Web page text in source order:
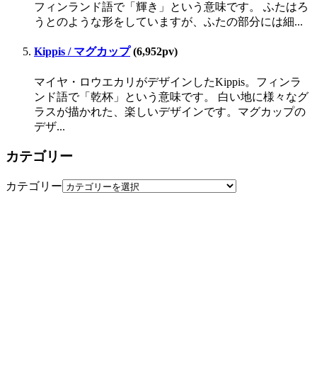
フィンランド語で「輝き」という意味です。 ふたはろ
うとのような形をしていますが、ふたの部分には細...
Kippis / マグカップ(6,952pv)
マイヤ・ロウエカリがデザインしたKippis。フィンラ
ンド語で「乾杯」という意味です。 白い地に様々なグ
ラスが描かれた、楽しいデザインです。マグカップの
デザ...
カテゴリー
カテゴリー